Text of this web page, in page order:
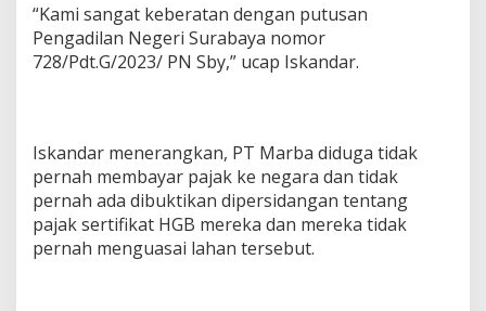
“Kami sangat keberatan dengan putusan
Pengadilan Negeri Surabaya nomor
728/Pdt.G/2023/ PN Sby,” ucap Iskandar.
Iskandar menerangkan, PT Marba diduga tidak
pernah membayar pajak ke negara dan tidak
pernah ada dibuktikan dipersidangan tentang
pajak sertifikat HGB mereka dan mereka tidak
pernah menguasai lahan tersebut.